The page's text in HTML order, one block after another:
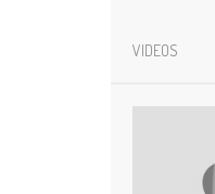
VIDEOS